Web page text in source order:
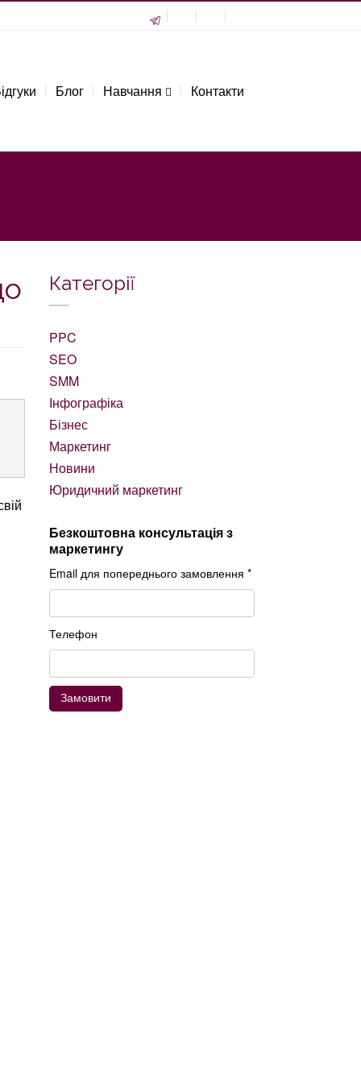
Блог Навчання Контакти
Категорії
PPC
SEO
SMM
Інфографіка
Бізнес
Маркетинг
Новини
Юридичний маркетинг
Безкоштовна консультація з
маркетингу
Email для попереднього замовлення *
Телефон